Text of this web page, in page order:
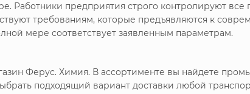
Работники предприятия строго контролируют
требованиям, которые предъявляются к
мере соответствует заявленным параметрам.
Ферус. Химия. В ассортименте вы найдете
подходящий вариант доставки любой